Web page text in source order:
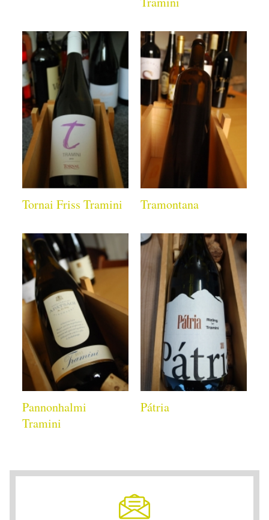
Tornai Friss Tramini Tramontana
Pannonhalmi
Tramini
Pátria